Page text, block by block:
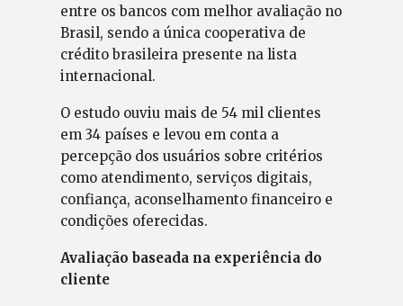
entre os bancos com melhor avaliação no
Brasil, sendo a única cooperativa de
crédito brasileira presente na lista
internacional.
O estudo ouviu mais de 54 mil clientes
em 34 países e levou em conta a
percepção dos usuários sobre critérios
como atendimento, serviços digitais,
confiança, aconselhamento financeiro e
condições oferecidas.
Avaliação baseada na experiência do
cliente